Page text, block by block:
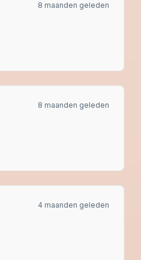
8 maanden geleden
8 maanden geleden
4 maanden geleden